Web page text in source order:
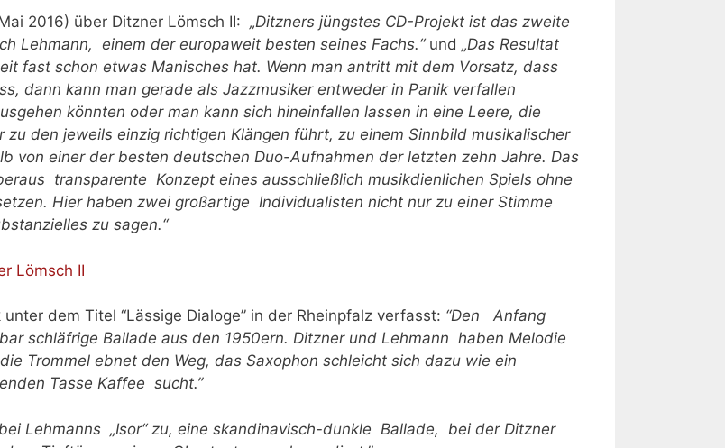
2016) über Ditzner Lömsch II: „Ditzners jüngstes CD-Projekt ist das zweite
Lehmann, einem der europaweit besten seines Fachs.“ und „Das Resultat
fast schon etwas Manisches hat. Wenn man antritt mit dem Vorsatz, dass
dann kann man gerade als Jazzmusiker entweder in Panik verfallen
könnten oder man kann sich hineinfallen lassen in eine Leere, die
den jeweils einzig richtigen Klängen führt, zu einem Sinnbild musikalischer
von einer der besten deutschen Duo-Aufnahmen der letzten zehn Jahre. Das
transparente Konzept eines ausschließlich musikdienlichen Spiels ohne
Hier haben zwei großartige Individualisten nicht nur zu einer Stimme
zu sagen.“
dem Titel “Lässige Dialoge” in der Rheinpfalz verfasst: “Den Anfang
schläfrige Ballade aus den 1950ern. Ditzner und Lehmann haben Melodie
Trommel ebnet den Weg, das Saxophon schleicht sich dazu wie ein
Tasse Kaffee sucht.”
Lehmanns „Isor“ zu, eine skandinavisch-dunkle Ballade, bei der Ditzner